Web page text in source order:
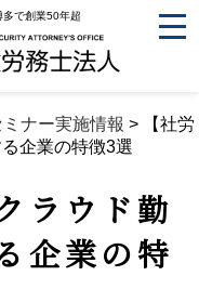
多で創業50年超
ナー実施情報 >
【社労
企業の特徴3選
ラウド勤
企業の特